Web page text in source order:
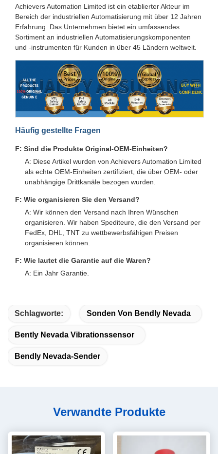
Achievers Automation Limited ist ein etablierter Akteur im
Bereich der industriellen Automatisierung mit über 12 Jahren
Erfahrung. Das Unternehmen bietet ein umfassendes
Sortiment an industriellen Automatisierungskomponenten
und -instrumenten für Kunden in über 45 Ländern weltweit.
Häufig gestellte Fragen
F: Sind die Produkte Original-OEM-Einheiten?
A: Diese Artikel wurden von Achievers Automation Limited
als echte OEM-Einheiten zertifiziert, die über OEM- oder
unabhängige Drittkanäle bezogen wurden.
F: Wie organisieren Sie den Versand?
A: Wir können den Versand nach Ihren Wünschen
organisieren. Wir haben Spediteure, die den Versand per
FedEx, DHL, TNT zu wettbewerbsfähigen Preisen
organisieren können.
F: Wie lautet die Garantie auf die Waren?
A: Ein Jahr Garantie.
Schlagworte: Sonden Von Bendly Nevada
Bently Nevada Vibrationssensor
Bendly Nevada-Sender
Verwandte Produkte